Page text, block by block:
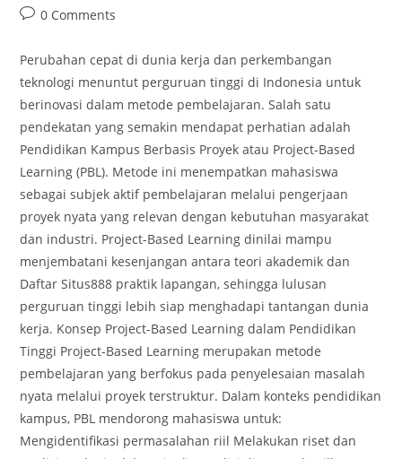
Post0 Comments
Perubahan cepat di dunia kerja dan perkembangan
teknologi menuntut perguruan tinggi di Indonesia untuk
berinovasi dalam metode pembelajaran. Salah satu
pendekatan yang semakin mendapat perhatian adalah
Pendidikan Kampus Berbasis Proyek atau Project-Based
Learning (PBL). Metode ini menempatkan mahasiswa
sebagai subjek aktif pembelajaran melalui pengerjaan
proyek nyata yang relevan dengan kebutuhan masyarakat
dan industri. Project-Based Learning dinilai mampu
menjembatani kesenjangan antara teori akademik dan
Daftar Situs888 praktik lapangan, sehingga lulusan
perguruan tinggi lebih siap menghadapi tantangan dunia
kerja. Konsep Project-Based Learning dalam Pendidikan
Tinggi Project-Based Learning merupakan metode
pembelajaran yang berfokus pada penyelesaian masalah
nyata melalui proyek terstruktur. Dalam konteks pendidikan
kampus, PBL mendorong mahasiswa untuk:
Mengidentifikasi permasalahan riil Melakukan riset dan